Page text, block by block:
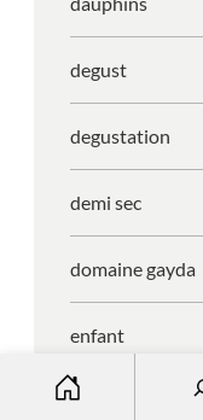
degust
degustation
demi sec
domaine gayda
enfant
entreprise